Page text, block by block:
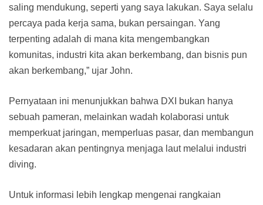
saling mendukung, seperti yang saya lakukan. Saya selalu
percaya pada kerja sama, bukan persaingan. Yang
terpenting adalah di mana kita mengembangkan
komunitas, industri kita akan berkembang, dan bisnis pun
akan berkembang,” ujar John.
Pernyataan ini menunjukkan bahwa DXI bukan hanya
sebuah pameran, melainkan wadah kolaborasi untuk
memperkuat jaringan, memperluas pasar, dan membangun
kesadaran akan pentingnya menjaga laut melalui industri
diving.
Untuk informasi lebih lengkap mengenai rangkaian